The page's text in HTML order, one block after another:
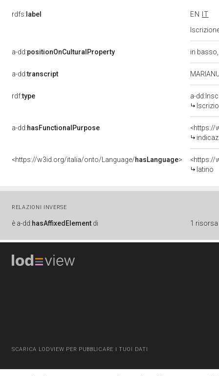
rdfs: label EN
IT
a-dd:positionOnCulturalProperty in
a-dd:transcript
rdf:type
a-
a-dd:hasFunctionalPurpose
<https://
<https://w3id.org/italia/onto/Language/hasLanguage>
<https://
latino
RELAZIONI INVERSE
è a-dd:hasAffixedElement di 1 risorsa
SCARICA LODVIEW PER PUBBLICARE I TUOI DATI